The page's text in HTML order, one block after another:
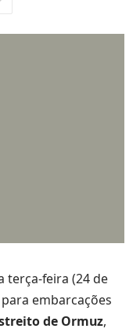
terça-feira (24 de
embarcações
de Ormuz,